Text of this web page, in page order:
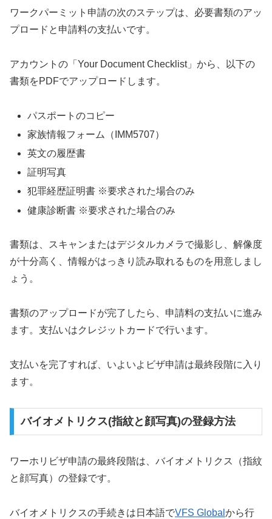
ワークパーミット申請の次のステップは、必要書類のアッ
プロードと申請料の支払いです。
アカウントの「Your Document Checklist」から、以下の
書類をPDFでアップロードします。
パスポートのコピー
家族情報フォーム（IMM5707）
英文の履歴書
証明写真
犯罪経歴証明書 ※要求された場合のみ
健康診断書 ※要求された場合のみ
書類は、スキャンまたはデジタルカメラで撮影し、解像度
が十分高く、情報がはっきり読み取れるものを用意しまし
ょう。
書類のアップロードが完了したら、申請料の支払いに進み
ます。支払いはクレジットカードで行います。
支払いを完了すれば、いよいよビザ申請は最終段階に入り
ます。
バイオメトリクス(指紋と顔写真)の登録方法
ワーホリビザ申請の最終段階は、バイオメトリクス（指紋
と顔写真）の登録です。
バイオメトリクスの手続きは日本語でVFS Global から行